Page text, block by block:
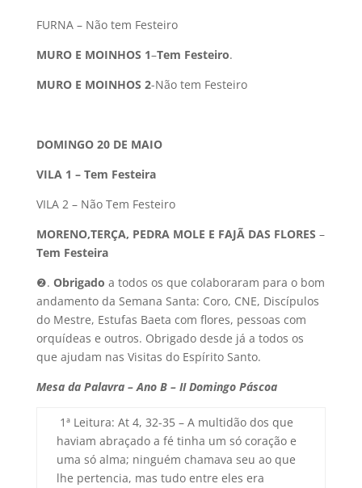
FURNA – Não tem Festeiro
MURO E MOINHOS 1–Tem Festeiro.
MURO E MOINHOS 2-Não tem Festeiro
DOMINGO 20 DE MAIO
VILA 1 – Tem Festeira
VILA 2 – Não Tem Festeiro
MORENO,TERÇA, PEDRA MOLE E FAJÃ DAS FLORES –
Tem Festeira
❷. Obrigado a todos os que colaboraram para o bom
andamento da Semana Santa: Coro, CNE, Discípulos
do Mestre, Estufas Baeta com flores, pessoas com
orquídeas e outros. Obrigado desde já a todos os
que ajudam nas Visitas do Espírito Santo.
Mesa da Palavra – Ano B – II Domingo Páscoa
1ª Leitura: At 4, 32-35 – A multidão dos que
haviam abraçado a fé tinha um só coração e
uma só alma; ninguém chamava seu ao que
lhe pertencia, mas tudo entre eles era